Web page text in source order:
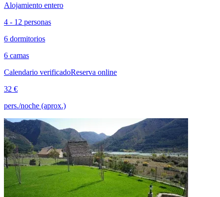
Alojamiento entero
4 - 12 personas
6 dormitorios
6 camas
Calendario verificadoReserva online
32 €
pers./noche (aprox.)